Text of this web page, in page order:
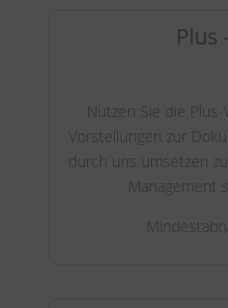
Plus
Nutzen Sie die
Vorstellungen zur
durch uns umsetzen
Management